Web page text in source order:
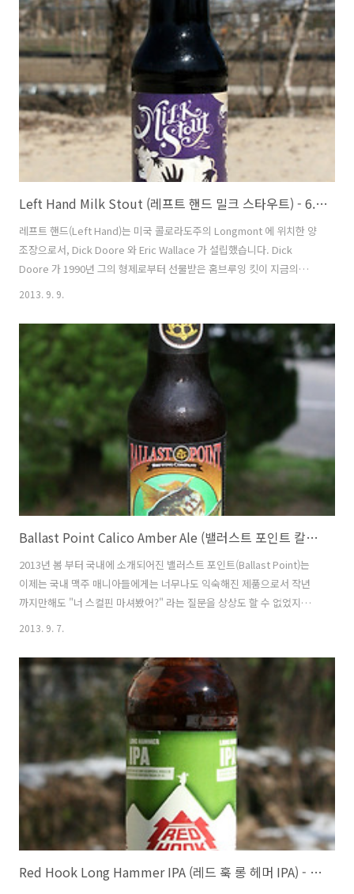
는 없는 편이나 다름없는 양조장이지만 소수 매니아층들에게는 스코틀
랜드의 브루 독(Brew dog)과의 콜라보레이션, 즉 '개 싸움' 으로 어느정
도는 알려지기도 했습니다. - 블로그에 리뷰된 플라잉 도그(Flying Dog)
양조장의 맥주 - Flying Dog ..
Left Hand Milk Stout (레프트 핸드 밀크 스타우트) - 6.0%
레프트 핸드(Left Hand)는 미국 콜로라도주의 Longmont 에 위치한 양
조장으로서, Dick Doore 와 Eric Wallace 가 설립했습니다. Dick
Doore 가 1990년 그의 형제로부터 선물받은 홈브루잉 킷이 지금의
Left Hand 브루어리가 설립되게 만든 근본적인 원인으로 1994년 1월
Indian Peaks Brewing Company 라는 이름이었으나 이미 맥주 양조
장의 이름으로서 등록된 명칭이라고하여 미국 북부지역 Arapaho 원주
민의 위대한 족장이었던 Niwot 을 기리기위해 그의 이름을 정식 명칭으
로 사용했다합니다. Niwot 가 Arapaho 말로 Left Hand 라는 의미를 가
졌다고하..
2013. 9. 9.
Ballast Point Calico Amber Ale (밸러스트 포인트 칼리코 엠버 에일) - 5.5%
2013년 봄 부터 국내에 소개되어진 밸러스트 포인트(Ballast Point)는
이제는 국내 맥주 매니아들에게는 너무나도 익숙해진 제품으로서 작년
까지만해도 "너 스컬핀 마셔봤어?" 라는 질문을 상상도 할 수 없었지만
이것도 수도권 지역에 거주하는 매니아들에게는 이미 당연해 진 일이 되
는 총 4 종류로 오늘 소개하는 칼리코 엠버 에일(Calico Amber Ale)을
포함, 페일 에일(Pale Ale), 빅 아이(Big Eye), 스컬핀(Sculpin) 등입니
다. 드래프트로는 더 다양한 밸러스트 포인트의 맥주들이 진출해있습니
다. (2013년 9월 기준) 칼리코(Calico)는 대표적인 미국의 엠버 에일
(Amber Ale)로, GABF 와..
2013. 9. 7.
Red Hook Long Hammer IPA (레드 훅 롱 헤머 IPA) - 6.2%